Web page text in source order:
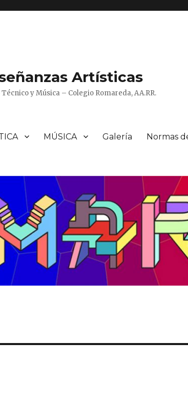
Artísticas
y Música – Colegio Romareda, AA.RR.
MÚSICA Galería Normas